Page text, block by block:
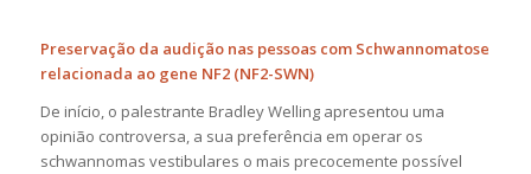
Preservação da audição nas pessoas com Schwannomatose
relacionada ao gene NF2 (NF2-SWN)
De início, o palestrante Bradley Welling apresentou uma
opinião controversa, a sua preferência em operar os
schwannomas vestibulares o mais precocemente possível